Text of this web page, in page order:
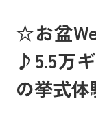
☆お盆
♪5.5万
の挙式体